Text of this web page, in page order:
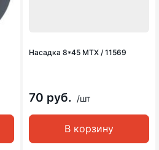
Насадка 8*45 MTX / 11569
70 руб. /шт
В корзину